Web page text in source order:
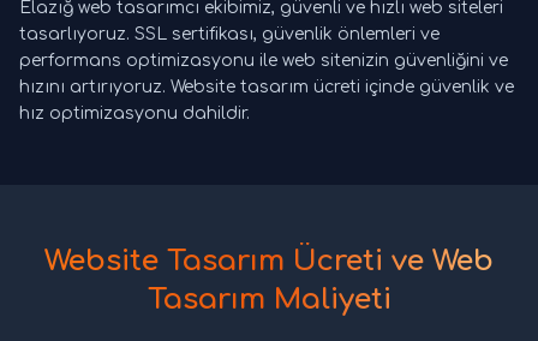
Elazığ web tasarımcı ekibimiz, güvenli ve hızlı web siteleri
tasarlıyoruz. SSL sertifikası, güvenlik önlemleri ve
performans optimizasyonu ile web sitenizin güvenliğini ve
hızını artırıyoruz. Website tasarım ücreti içinde güvenlik ve
hız optimizasyonu dahildir.
Website Tasarım Ücreti ve Web
Tasarım Maliyeti